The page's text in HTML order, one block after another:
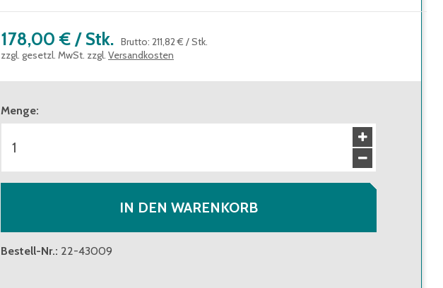
178,00 € / Stk. Brutto: 211,82 € /Stk.
zzgl. gesetzl. MwSt. zzgl. Versandkosten
Menge:
IN DEN WARENKORB
Bestell-Nr.: 22-43009